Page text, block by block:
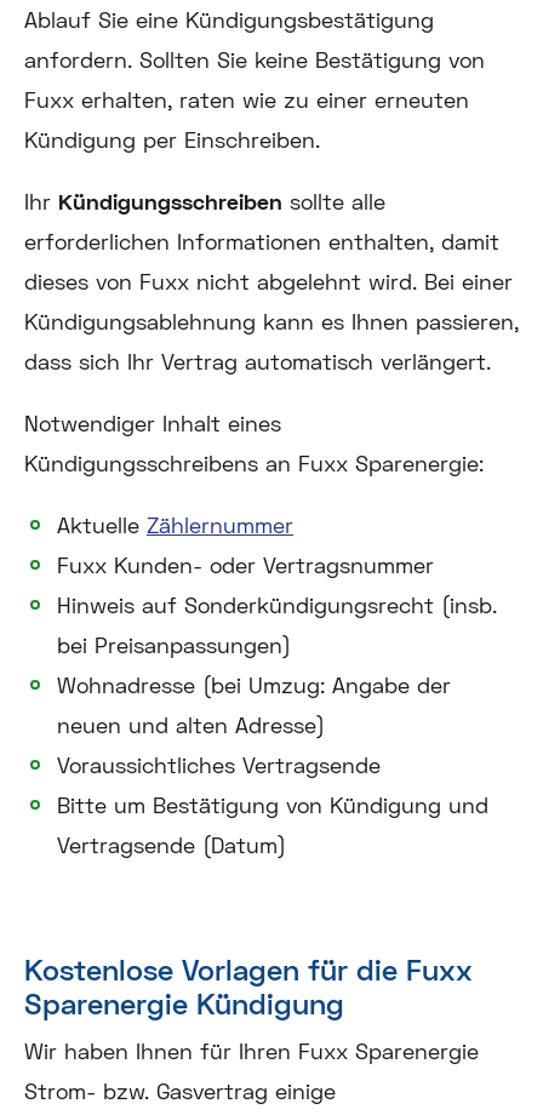
Ablauf Sie eine Kündigungsbestätigung
anfordern. Sollten Sie keine Bestätigung von
Fuxx erhalten, raten wie zu einer erneuten
Kündigung per Einschreiben.
Ihr Kündigungsschreiben sollte alle
erforderlichen Informationen enthalten, damit
dieses von Fuxx nicht abgelehnt wird. Bei einer
Kündigungsablehnung kann es Ihnen passieren,
dass sich Ihr Vertrag automatisch verlängert.
Notwendiger Inhalt eines
Kündigungsschreibens an Fuxx Sparenergie:
Aktuelle Zählernummer
Fuxx Kunden- oder Vertragsnummer
Hinweis auf Sonderkündigungsrecht (insb.
bei Preisanpassungen)
Wohnadresse (bei Umzug: Angabe der
neuen und alten Adresse)
Voraussichtliches Vertragsende
Bitte um Bestätigung von Kündigung und
Vertragsende (Datum)
Kostenlose Vorlagen für die Fuxx
Sparenergie Kündigung
Wir haben Ihnen für Ihren Fuxx Sparenergie
Strom- bzw. Gasvertrag einige